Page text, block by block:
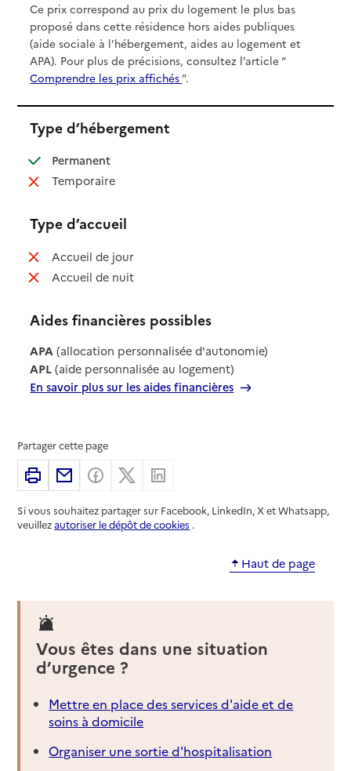
Ce prix correspond au prix du logement le plus bas
proposé dans cette résidence hors aides publiques
(aide sociale à l’hébergement, aides au logement et
APA). Pour plus de précisions, consultez l’article “
Comprendre les prix affichés”.
Type d’hébergement
Permanent: disponible
Temporaire: non disponible
Type d’accueil
Accueil de jour: non disponible
Accueil de nuit: non disponible
Aides financières possibles
APA (allocation personnalisée d'autonomie)
APL (aide personnalisée au logement)
En savoir plus sur les aides financières
Partager cette page
ImprimerPartager par email
Partager sur Facebook
Partager sur X
Si vous souhaitez partager sur Facebook, LinkedIn, X et Whatsapp,
veuillezautoriser le dépôt de cookies .
Haut de page
Vous êtes dans une situation
d’urgence ?
Mettre en place des services d'aide et de
soins à domicile
Organiser une sortie d'hospitalisation